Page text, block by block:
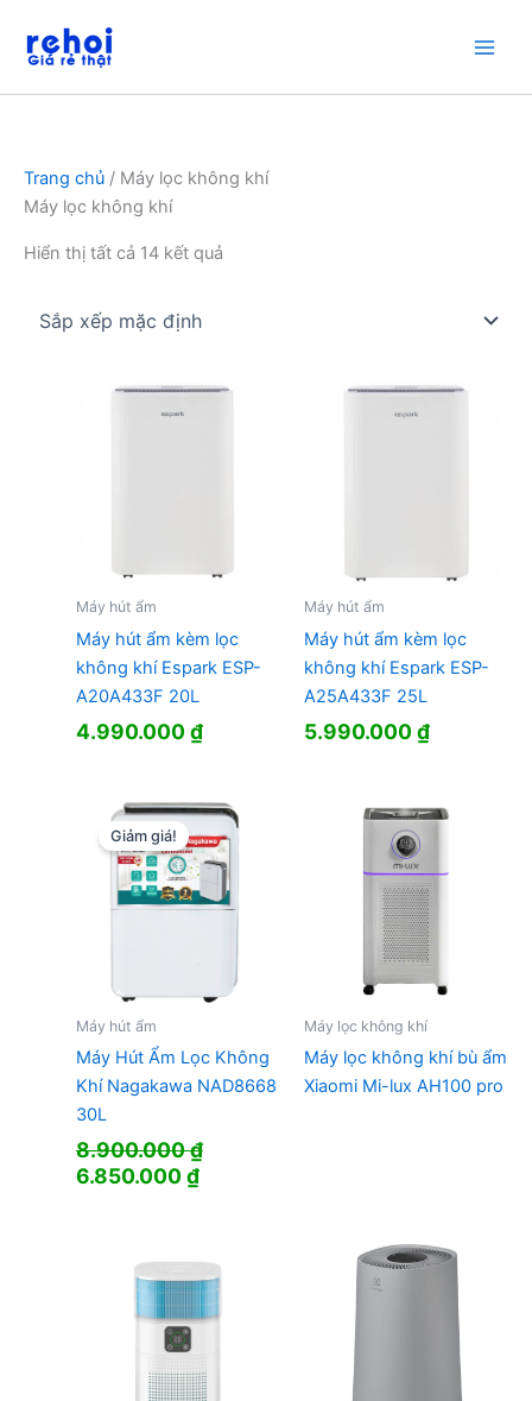
dung
Trang chủ / Máy lọc không khí
Máy lọc không khí
Hiển thị tất cả 14 kết quả
Máy hút ẩm
Máy hút ẩm kèm lọc
không khí Espark ESP-
A20A433F 20L
4.990.000₫
Máy hút ẩm
Máy hút ẩm kèm lọc
không khí Espark ESP-
A25A433F 25L
5.990.000₫
Giảm giá!
Máy hút ẩm
Máy Hút Ẩm Lọc Không
Khí Nagakawa NAD8668
30L
8.900.000₫
Giá
6.850.000₫Giá
6.850.000 ₫.
Máy lọc không khí
Máy lọc không khí bù ẩm
Xiaomi Mi-lux AH100 pro